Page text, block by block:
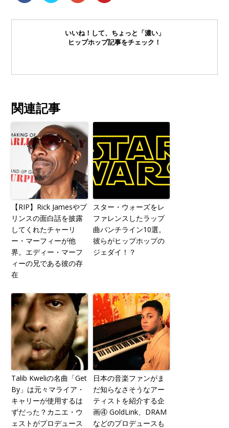
いいね！して、ちょっと「濃い」
ヒップホップ記事をチェック！
関連記事
【RIP】Rick Jamesやプ
リンスの面白話を披露
してくれたチャーリ
ー・マーフィーが他
界。エディー・マーフ
ィーの兄である彼の存
在
スター・ウォーズをレ
ファレンスしたラップ
曲パンチライン10選。
彼らがヒップホップの
ジェダイ！？
Talib Kweliの名曲「Get
By」は元々マライア・
キャリーが使用するは
ずだった？カニエ・ウ
ェストがプロデュース
日本の音楽ファンがま
だ知らなさそうなアー
ティストを紹介する企
画④ GoldLink、DRAM
などのプロデュースも